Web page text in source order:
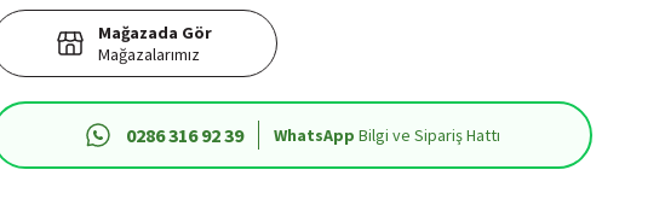
Mağazada Gör
Mağazalarımız
0286 316 92 39 WhatsApp Bilgi ve Sipariş Hattı